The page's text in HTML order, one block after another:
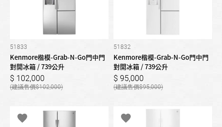
51833
Kenmore楷模-Grab-N-Go門中門
對開冰箱 / 739公升
102,000
102,000
51832
Kenmore楷模-Grab-N-Go門中門
對開冰箱 / 739公升
95,000
95,000